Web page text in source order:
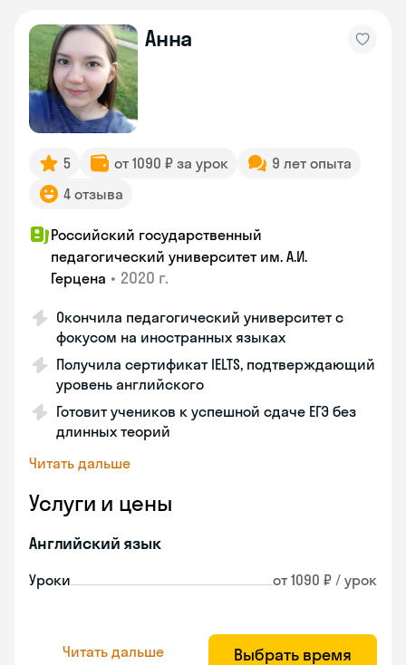
Анна
5 от 1090 ₽ за урок
9 лет опыта
4 отзыва
Российский государственный
педагогический университет им. А.И.
Герцена • 2020 г.
Окончила педагогический университет с
фокусом на иностранных языках
Получила сертификат IELTS, подтверждающий
уровень английского
Готовит учеников к успешной сдаче ЕГЭ без
длинных теорий
Читать дальше
Услуги и цены
Английский язык
Уроки от 1090 ₽ / урок
Читать дальше Выбрать время